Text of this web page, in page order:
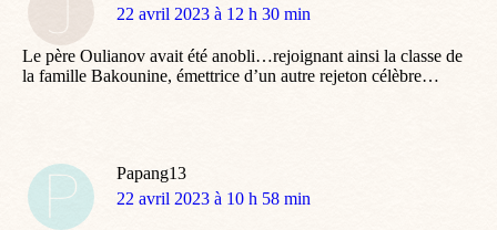
dit
22 avril 2023 à 12 h 30 min
Le père Oulianov avait été anobli…rejoignant ainsi la classe de
la famille Bakounine, émettrice d’un autre rejeton célèbre…
Papang13
dit
22 avril 2023 à 10 h 58 min